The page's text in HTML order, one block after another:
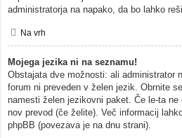
administratorja na napako, da bo lahko
Na vrh
Mojega jezika ni na seznamu!
Obstajata dve možnosti: ali administrator
forum ni preveden v želen jezik. Obrnite
namesti želen jezikovni paket. Če le-ta
nov prevod (če želite). Več informacij
phpBB (povezava je na dnu strani).